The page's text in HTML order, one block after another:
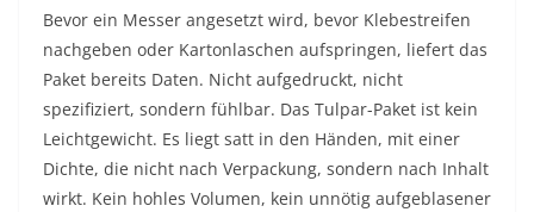
Bevor ein Messer angesetzt wird, bevor Klebestreifen
nachgeben oder Kartonlaschen aufspringen, liefert das
Paket bereits Daten. Nicht aufgedruckt, nicht
spezifiziert, sondern fühlbar. Das Tulpar-Paket ist kein
Leichtgewicht. Es liegt satt in den Händen, mit einer
Dichte, die nicht nach Verpackung, sondern nach Inhalt
wirkt. Kein hohles Volumen, kein unnötig aufgeblasener